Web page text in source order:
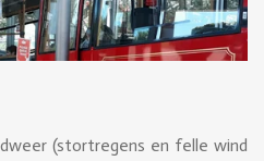
(stortregens en felle wind